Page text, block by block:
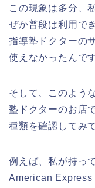
この現象は多分、
ぜか普段は利用で
指導塾ドクターの
使えなかったんです
そして、このよう
塾ドクターのお店
種類を確認してみ
例えば、私が持っ
American Express